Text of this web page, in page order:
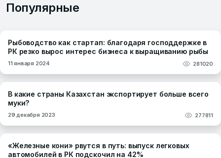
Популярные
Рыбоводство как стартап: благодаря господдержке в
РК резко вырос интерес бизнеса к выращиванию рыбы
11 января 2024 281020
В какие страны Казахстан экспортирует больше всего
муки?
29 декабря 2023 277811
«Железные кони» рвутся в путь: выпуск легковых
автомобилей в РК подскочил на 42%